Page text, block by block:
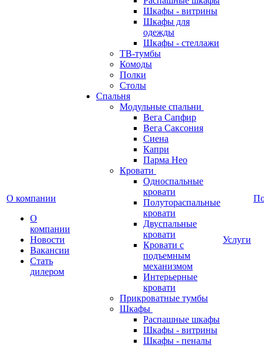
О компании
О
компании
Новости
Вакансии
Стать
дилером
Шкафы - витрины
Шкафы для
одежды
Шкафы - стеллажи
ТВ-тумбы
Комоды
Полки
Столы
Спальня
Модульные спальни
Вега Сапфир
Вега Саксония
Сиена
Капри
Парма Нео
Кровати
Односпальные
кровати
Полутораспальные
кровати
Двуспальные
кровати
Кровати с
подъемным
механизмом
Интерьерные
кровати
Прикроватные тумбы
Шкафы
Распашные шкафы
Шкафы - витрины
Шкафы - пеналы
Услуги